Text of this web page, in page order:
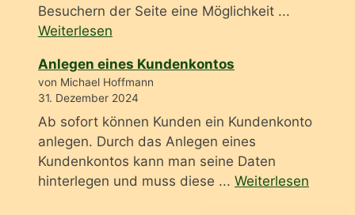
Besuchern der Seite eine Möglichkeit ...
Weiterlesen
Anlegen eines Kundenkontos
von Michael Hoffmann
31. Dezember 2024
Ab sofort können Kunden ein Kundenkonto
anlegen. Durch das Anlegen eines
Kundenkontos kann man seine Daten
hinterlegen und muss diese ... Weiterlesen